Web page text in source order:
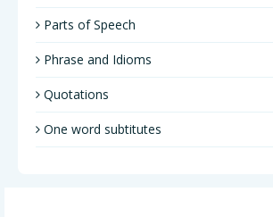
Parts of Speech
Phrase and Idioms
Quotations
One word subtitutes